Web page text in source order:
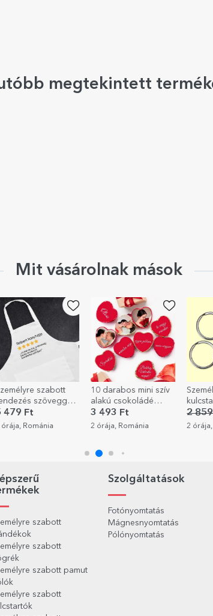
megtekintett
Mit vásárolnak mások
szabott
szöveggel -
479 Ft
órája, Románia
10 darabos mini szív
alakú csokoládé
szett, fotókkal és
szöveggel személyre
3 493 Ft
2 órája, Románia
2
2
szabott
szabott
szabott pamut
szabott
Szolgáltatások
Fotónyomtatás
Mágnesnyomtatás
Pólónyomtatás